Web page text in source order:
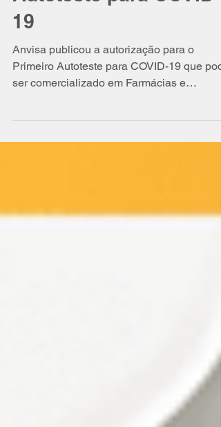
Anvisa aprova primeiro
Autoteste para COVID-
19
Anvisa publicou a autorização para o
ser comercializado em Farmácias e